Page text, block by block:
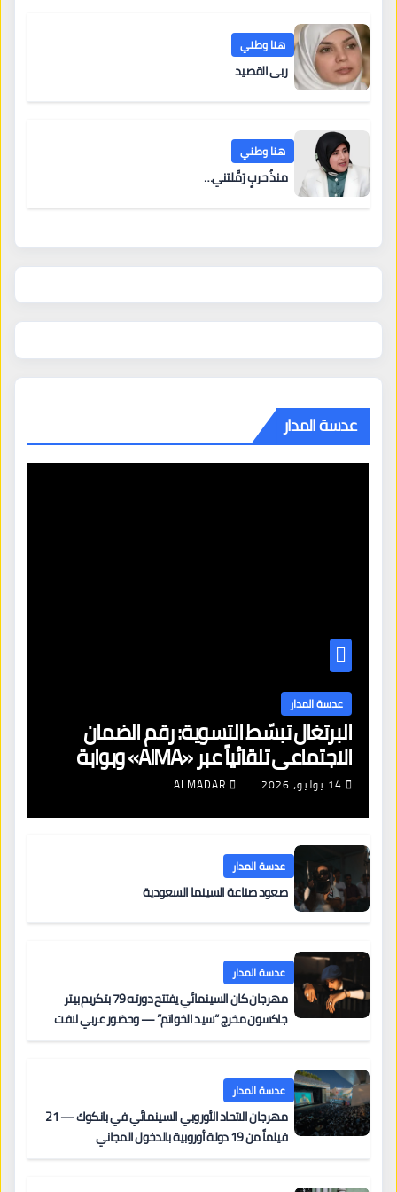
هنا وطني
ربى القصيد
هنا وطني
منذُ حربٍ رَمَّلتني…
عدسة المدار
عدسة المدار
البرتغال تبسّط التسوية: رقم الضمان
الاجتماعي تلقائياً عبر «AIMA» وبوابة
جديدة لتجديد الإقامات
14 يوليو، 2026 ALMADAR
عدسة المدار
صعود صناعة السينما السعودية
عدسة المدار
مهرجان كان السينمائي يفتتح دورته 79 بتكريم بيتر
جاكسون مخرج “سيد الخواتم” — وحضور عربي لافت
عدسة المدار
مهرجان الاتحاد الأوروبي السينمائي في بانكوك — 21
فيلماً من 19 دولة أوروبية بالدخول المجاني